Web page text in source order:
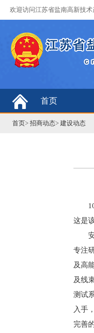
欢迎访问江苏省盐南高新技
首页
首页> 招商动态> 建设动态
这是
专注
及高
及线
测试
入手
完善